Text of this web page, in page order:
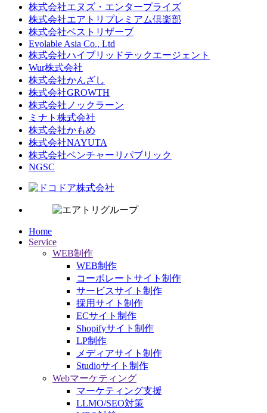
株式会社エヌズ・エンタープライズ
株式会社エアトリプレミアム倶楽部
株式会社ベストリザーブ
Evolable Asia Co., Ltd
株式会社ハイブリッドテックエージェント
Wur株式会社
株式会社かんざし
株式会社GROWTH
株式会社ノックラーン
ミナト株式会社
株式会社かもめ
株式会社NAYUTA
株式会社ベンチャーリパブリック
NGSC
Home
Service
WEB制作
WEB制作
コーポレートサイト制作
サービスサイト制作
採用サイト制作
ECサイト制作
Shopifyサイト制作
LP制作
メディアサイト制作
Studioサイト制作
Webマーケティング
マーケティング支援
LLMO/SEO対策